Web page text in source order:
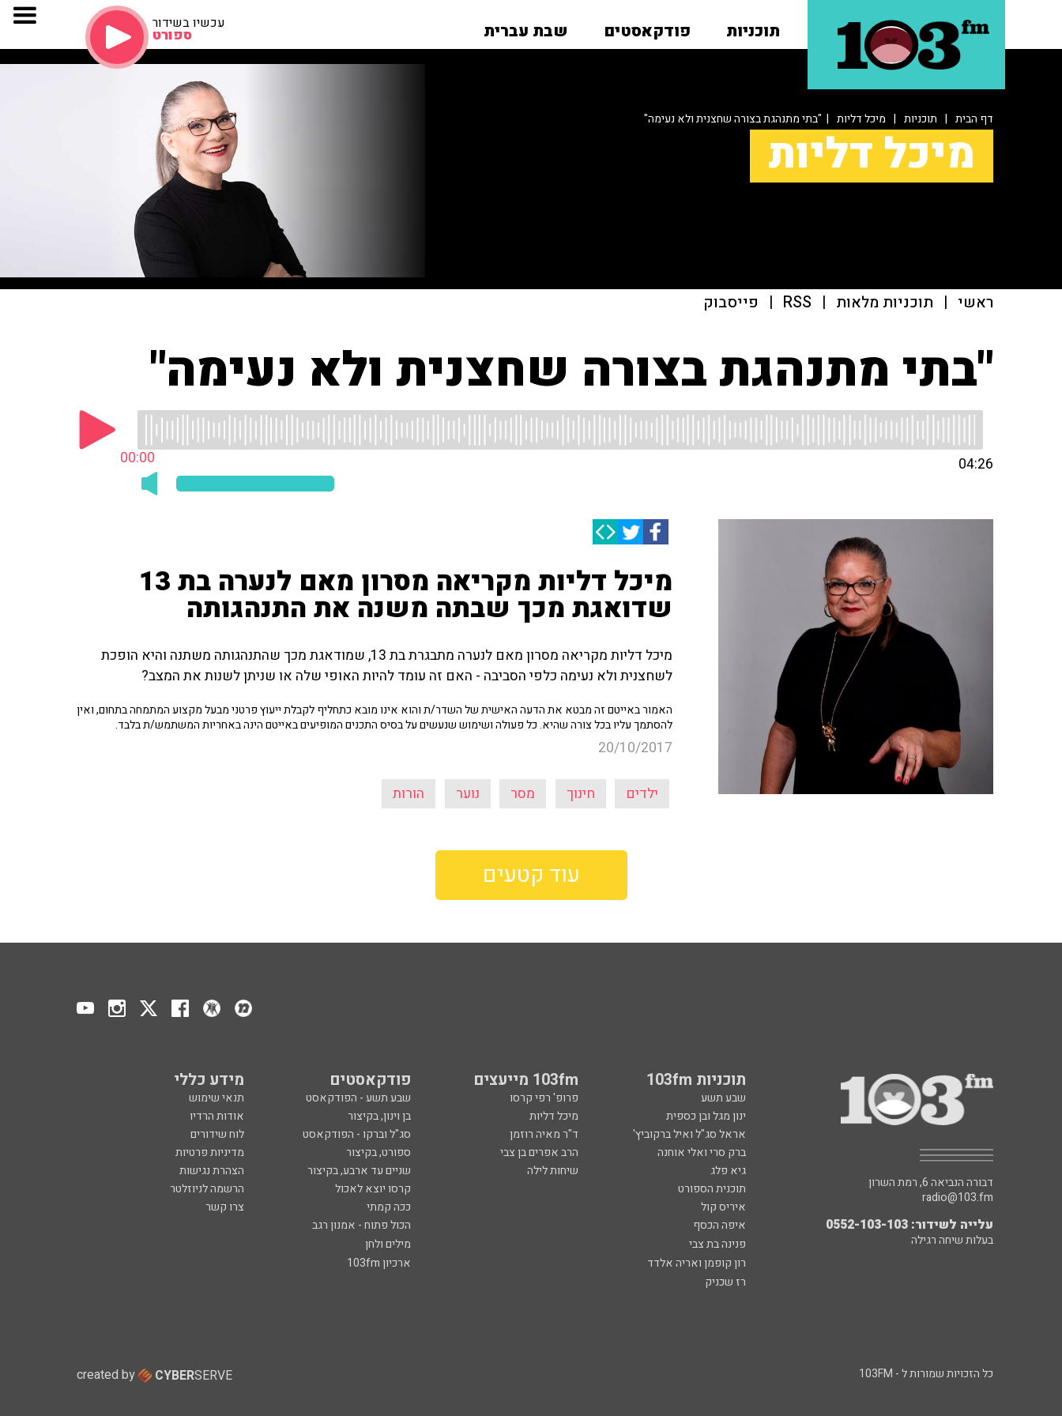
תוכניות פודקאסטים שבת עברית עכשיו בשידור
ספורט
דף הבית | תוכניות | מיכל דליות | "בתי מתנהגת בצורה שחצנית ולא נעימה"
מיכל דליות
ראשי | תוכניות מלאות |
RSS
| פייסבוק
"בתי מתנהגת בצורה שחצנית ולא נעימה"
00:00 04:26
מיכל דליות מקריאה מסרון מאם לנערה בת 13
שדואגת מכך שבתה משנה את התנהגותה
מיכל דליות מקריאה מסרון מאם לנערה מתבגרת בת 13, שמודאגת מכך שהתנהגותה משתנה והיא הופכת
לשחצנית ולא נעימה כלפי הסביבה - האם זה עומד להיות האופי שלה או שניתן לשנות את המצב?
האמור באייטם זה מבטא את הדעה האישית של השדר/ת והוא אינו מובא כתחליף לקבלת ייעוץ פרטני מבעל מקצוע המתמחה בתחום, ואין
להסתמך עליו בכל צורה שהיא. כל פעולה ושימוש שנעשים על בסיס התכנים המופיעים באייטם הינה באחריות המשתמש/ת בלבד.
20/10/2017
ילדים חינוך מסר נוער הורות
עוד קטעים
תוכניות 103fm 103fm מייעצים פודקאסטים מידע כללי
שבע תשע פרופ' רפי קרסו שבע תשע - הפודקאסט
תנאי שימוש
ינון מגל ובן כספית
מיכל דליות בן וינון, בקיצור
אודות הרדיו
אראל סג"ל ואיל ברקוביץ'
ד"ר מאיה רוזמן סג"ל וברקו - הפודקאסט
לוח שידורים
ברק סרי ואלי אוחנה
הרב אפרים בן צבי ספורט, בקיצור
מדיניות פרטיות
גיא פלג
שיחות לילה שניים עד ארבע, בקיצור
הצהרת נגישות
תוכנית הספורט
קרסו יוצא לאכול
הרשמה לניוזלטר
איריס קול
ככה קמתי
צרו קשר
איפה הכסף
הכול פתוח - אמנון רגב
פנינה בת צבי
מילים ולחן
רון קופמן ואריה אלדד
ארכיון 103fm
רז שכניק
דבורה הנביאה 6, רמת השרון
radio@103.fm
עלייה לשידור: 0552-103-103
בעלות שיחה רגילה
כל הזכויות שמורות ל - 103FM created by CYBERSERVE